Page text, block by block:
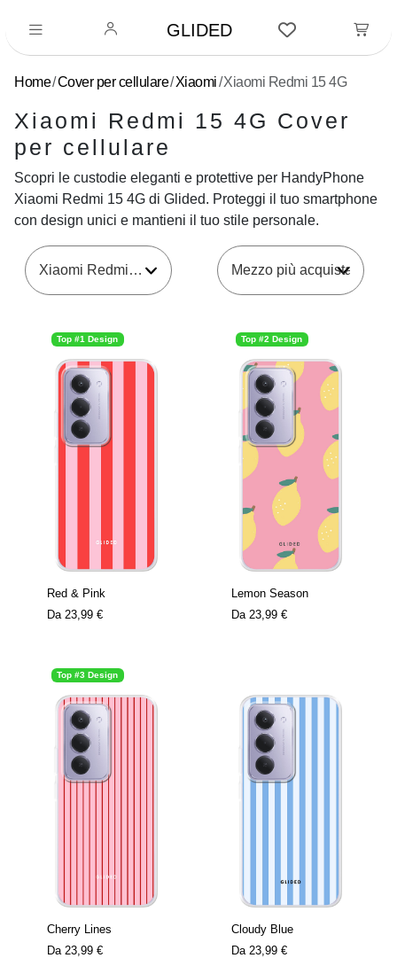
GLIDED
Home Cover per cellulare Xiaomi Xiaomi Redmi 15 4G
Xiaomi Redmi 15 4G Cover
per cellulare
Scopri le custodie eleganti e protettive per HandyPhone
Xiaomi Redmi 15 4G di Glided. Proteggi il tuo smartphone
con design unici e mantieni il tuo stile personale.
Xiaomi Redmi 15 4G
Top #1 Design
Red & Pink
Da 23,99 €
Top #2 Design
Lemon Season
Da 23,99 €
Top #3 Design
Cherry Lines
Da 23,99 €
Cloudy Blue
Da 23,99 €